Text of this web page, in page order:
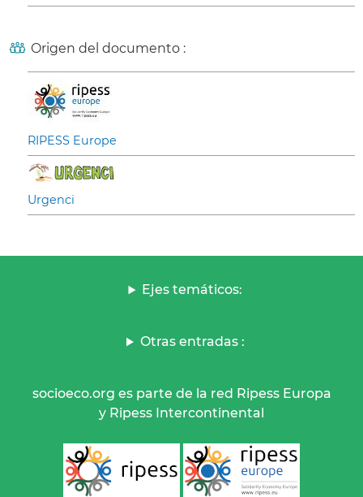
Origen del documento :
RIPESS Europe
Urgenci
Ejes temáticos:
Otras entradas :
socioeco.org es parte de la red Ripess Europa
y Ripess Intercontinental